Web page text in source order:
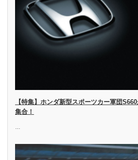
【特集】ホンダ新型スポーツカー軍団
集合！